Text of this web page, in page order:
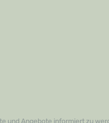
und Angebote informiert zu